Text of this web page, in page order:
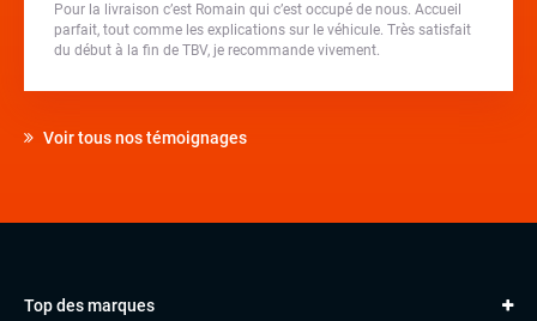
Pour la livraison c’est Romain qui c’est occupé de nous. Accueil
parfait, tout comme les explications sur le véhicule. Très satisfait
du début à la fin de TBV, je recommande vivement.
Voir tous nos témoignages
Top des marques